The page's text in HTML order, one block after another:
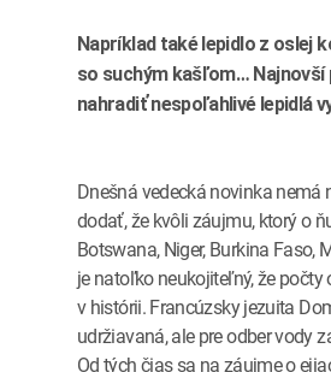
Napríklad také lepidlo z oslej
so suchým kašľom… Najnovší
nahradiť nespoľahlivé lepidlá
Dnešná vedecká novinka nemá
dodať, že kvôli záujmu, ktorý o
Botswana, Niger, Burkina
je natoľko neukojiteľný, že
v histórii. Francúzsky jezuita
udržiavaná, ale pre odber vody
Od tých čias sa na záujme o